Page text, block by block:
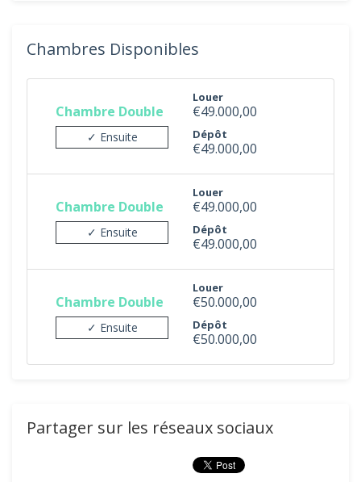
Chambres Disponibles
Chambre Double
✓ Ensuite
Louer
€49.000,00
Dépôt
€49.000,00
Chambre Double
✓ Ensuite
Louer
€49.000,00
Dépôt
€49.000,00
Chambre Double
✓ Ensuite
Louer
€50.000,00
Dépôt
€50.000,00
Partager sur les réseaux sociaux